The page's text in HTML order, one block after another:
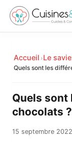
Équipements
Le saviez-vous
Accueil ›Le
Quels sont les
Quels
chocolats ?
15 septembre 2022